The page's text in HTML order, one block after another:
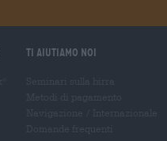
Ti aiutiamo noi